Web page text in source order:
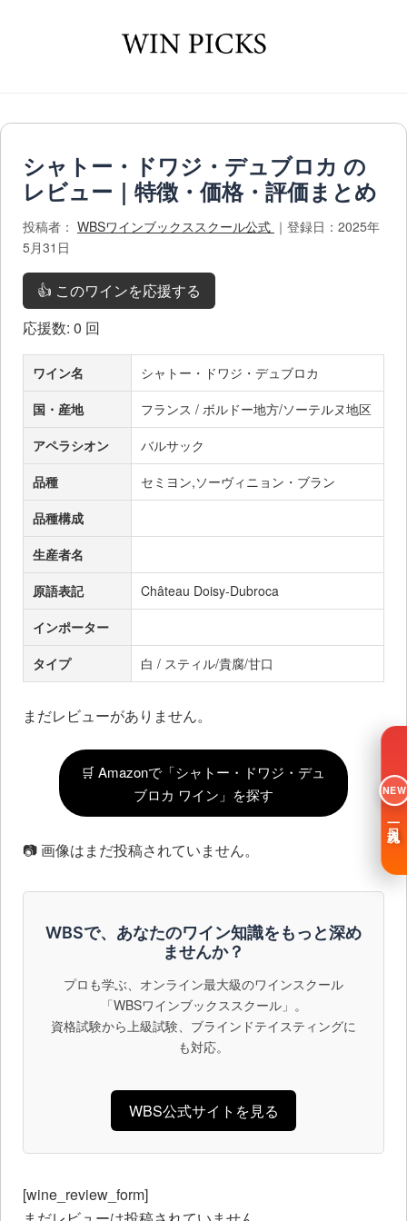
シャトー・ドワジ・デュブロカ の
レビュー｜特徴・価格・評価まとめ
投稿者： WBSワインブックススクール公式 ｜登録日：2025年
5月31日
👍 このワインを応援する
応援数: 0 回
ワイン名
シャトー・ドワジ・デュブロカ
国・産地
フランス / ボルドー地方/ソーテルヌ地区
アペラシオン
バルサック
品種
セミヨン,ソーヴィニョン・ブラン
品種構成
生産者名
原語表記
Château Doisy-Dubroca
インポーター
タイプ
白 / スティル/貴腐/甘口
まだレビューがありません。
🛒 Amazonで「シャトー・ドワジ・デュ
ブロカ ワイン」を探す
📷 画像はまだ投稿されていません。
WBSで、あなたのワイン知識をもっと深め
ませんか？
プロも学ぶ、オンライン最大級のワインスクール
「WBSワインブックススクール」。
資格試験から上級試験、ブラインドテイスティングに
も対応。
WBS公式サイトを見る
[wine_review_form]
NEW